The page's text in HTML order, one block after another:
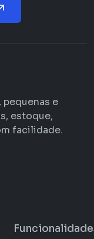
pequenas e
estoque,
facilidade.